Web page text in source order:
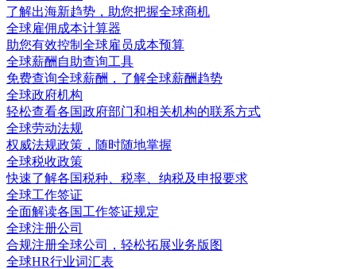
了解出海新趋势，助您把握全球商机
全球雇佣成本计算器
助您有效控制全球雇员成本预算
全球薪酬自助查询工具
免费查询全球薪酬，了解全球薪酬趋势
全球政府机构
轻松查看各国政府部门和相关机构的联系方式
全球劳动法规
权威法规政策，随时随地掌握
全球税收政策
快速了解各国税种、税率、纳税及申报要求
全球工作签证
全面解读各国工作签证规定
全球注册公司
合规注册全球公司，轻松拓展业务版图
全球HR行业词汇表